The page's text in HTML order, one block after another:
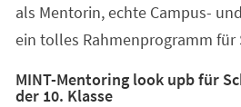
als Mentorin, echte Campus-
ein tolles Rahmenprogramm für
MINT-Mentoring look upb für
der 10. Klasse